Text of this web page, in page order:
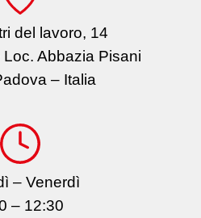
del lavoro, 14
Abbazia Pisani
– Italia
– Venerdì
– 12:30